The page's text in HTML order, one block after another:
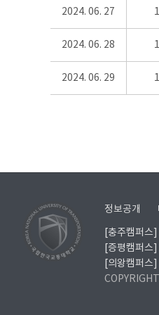
2024. 06. 27
2024. 06. 28
2024. 06. 29
정보공개
[충주캠퍼스]
[증평캠퍼스]
[의왕캠퍼스]